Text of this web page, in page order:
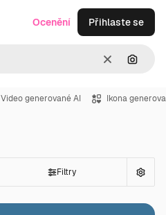
ZrušitHledat
Ocenění Přihlaste se
Video generované AI Ikona
Filtry